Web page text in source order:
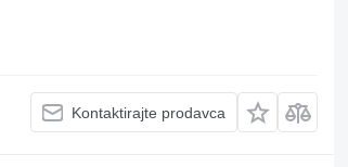
Kontaktirajte prodavca